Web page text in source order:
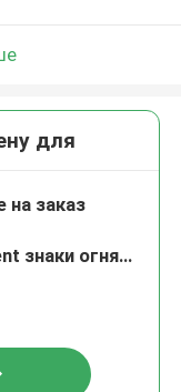
для
на заказ
знаки огня